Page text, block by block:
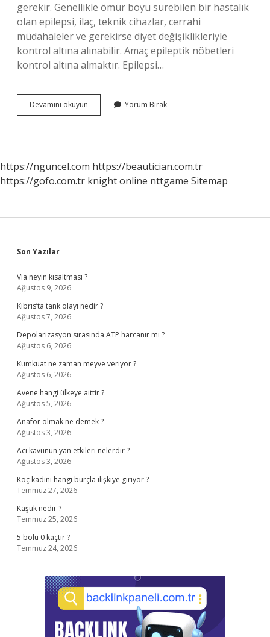
gerekir. Genellikle ömür boyu sürebilen bir hastalık
olan epilepsi, ilaç, teknik cihazlar, cerrahi
müdahaleler ve gerekirse diyet değişiklikleriyle
kontrol altına alınabilir. Amaç epileptik nöbetleri
kontrol altına almaktır. Epilepsi…
Devamını okuyun
Geçici
Yorum Bırak
https://nguncel.com https://beautician.com.tr
https://gofo.com.tr knight online nttgame Sitemap
Sidebar
Son Yazılar
Via neyin kısaltması ?
Ağustos 9, 2026
Kıbrıs’ta tank olayı nedir ?
Ağustos 7, 2026
Depolarizasyon sırasında ATP harcanır mı ?
Ağustos 6, 2026
Kumkuat ne zaman meyve veriyor ?
Ağustos 6, 2026
Avene hangi ülkeye aittir ?
Ağustos 5, 2026
Anafor olmak ne demek ?
Ağustos 3, 2026
Acı kavunun yan etkileri nelerdir ?
Ağustos 3, 2026
Koç kadını hangi burçla ilişkiye giriyor ?
Temmuz 27, 2026
Kaşuk nedir ?
Temmuz 25, 2026
5 bölü 0 kaçtır ?
Temmuz 24, 2026